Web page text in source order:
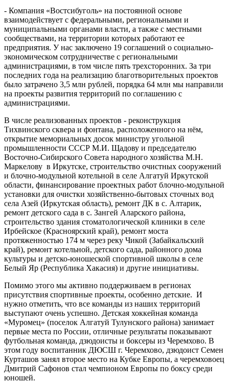
- Компания «Востсибуголь» на постоянной основе
взаимодействует с федеральными, региональными и
муниципальными органами власти, а также с местными
сообществами, на территории которых работают ее
предприятия. У нас заключено 19 соглашений о социально-
экономическом сотрудничестве с региональными
администрациями, в том числе пять трехсторонних. За три
последних года на реализацию благотворительных проектов
было затрачено 3,5 млн рублей, порядка 64 млн мы направили
на проекты развития территорий по соглашению с
администрациями.
В числе реализованных проектов - реконструкция
Тихвинского сквера и фонтана, расположенного на нём,
открытие мемориальных досок министру угольной
промышленности СССР М.И. Щадову и председателю
Восточно-Сибирского Совета народного хозяйства М.Н.
Маркелову в Иркутске, строительство очистных сооружений
и блочно-модульной котельной в селе Алгатуй Иркутской
области, финансирование проектных работ блочно-модульной
установки для очистки хозяйственно-бытовых сточных вод
села Азей (Иркутская область), ремонт ДК в с. Алтарик,
ремонт детского сада в с. Зангей Аларского района,
строительство здания стоматологической клиники в селе
Ирбейское (Красноярский край), ремонт моста
протяженностью 174 м через реку Чикой (Забайкальский
край), ремонт котельной, детского сада, районного дома
культуры и детско-юношеской спортивной школы в селе
Белый Яр (Республика Хакасия) и другие инициативы.
Помимо этого мы активно поддерживаем в регионах
присутствия спортивные проекты, особенно детские. И
нужно отметить, что все команды из наших территорий
выступают очень успешно. Детская хоккейная команда
«Муромец» (поселок Алгатуй Тулунского района) занимает
первые места по России, отличные результаты показывают
футбольная команда, дзюдоисты и боксеры из Черемхово. В
этом году воспитанник ДЮСШ г. Черемхово, дзюдоист Семен
Курташов занял второе место на Кубке Европы, а черемховоец
Дмитрий Сафонов стал чемпионом Европы по боксу среди
юношей.